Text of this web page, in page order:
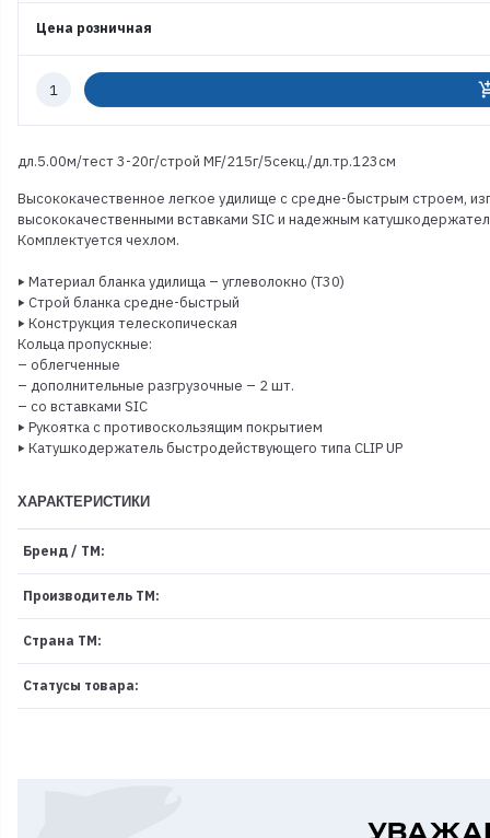
Цена розничная
Количество
дл.5.00м/тест 3-20г/строй MF/215г/5секц./дл.тр.123см
Высококачественное легкое удилище с средне-быстрым строем,
высококачественными вставками SIC и надежным
Комплектуется чехлом.
‣ Материал бланка удилища – углеволокно (T30)
‣ Строй бланка средне-быстрый
‣ Конструкция телескопическая
Кольца пропускные:
– облегченные
– дополнительные разгрузочные – 2 шт.
– со вставками SIC
‣ Рукоятка с противоскользящим покрытием
‣ Катушкодержатель быстродействующего типа CLIP UP
ХАРАКТЕРИСТИКИ
Бренд / ТМ:
Производитель ТМ:
Страна ТМ:
Статусы товара: